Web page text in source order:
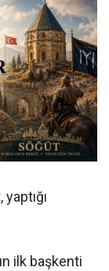
ilk başkenti